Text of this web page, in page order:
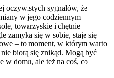
oczywistych sygnałów, że
w jego codziennym
towarzyskie i chętnie
zamyka się w sobie, staje się
– to moment, w którym warto
biorą się znikąd. Mogą być
w domu, ale też na coś, co